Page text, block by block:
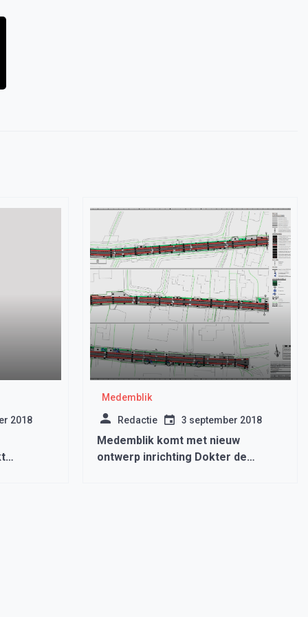
2018
Medemblik
Redactie 3 september 2018
Medemblik komt met nieuw
ontwerp inrichting Dokter de